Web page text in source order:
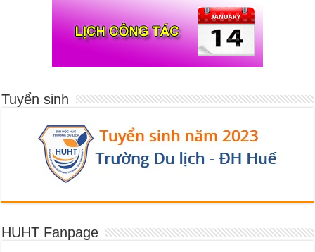
Tuyển sinh
HUHT Fanpage